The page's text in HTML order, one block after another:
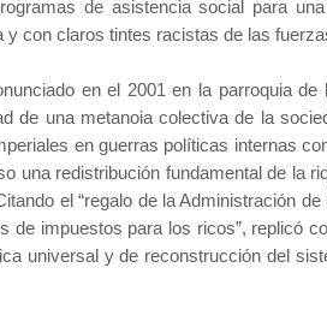
de asistencia social para
con claros tintes racistas de las
en el 2001 en la parroquia de
de una metanoia colectiva de la
en guerras políticas internas
una redistribución fundamental de la
el “regalo de la Administración
de impuestos para los ricos”, replicó
universal y de reconstrucción del